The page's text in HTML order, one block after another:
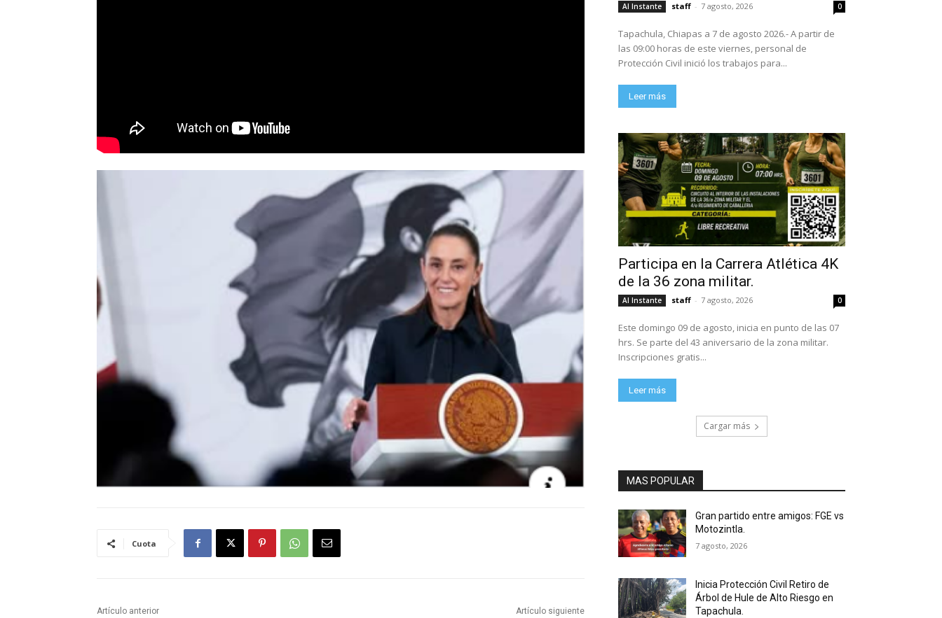
Cuota
Artículo anterior Artículo siguiente
Al Instante staff - 7 agosto, 2026 0
Tapachula, Chiapas a 7 de agosto 2026.- A partir de
las 09:00 horas de este viernes, personal de
Protección Civil inició los trabajos para...
Leer más
Participa en la Carrera Atlética 4K
de la 36 zona militar.
Al Instante staff - 7 agosto, 2026 0
Este domingo 09 de agosto, inicia en punto de las 07
hrs. Se parte del 43 aniversario de la zona militar.
Inscripciones gratis...
Leer más
Cargar más
MAS POPULAR
Gran partido entre amigos: FGE vs
Motozintla.
7 agosto, 2026
Inicia Protección Civil Retiro de
Árbol de Hule de Alto Riesgo en
Tapachula.